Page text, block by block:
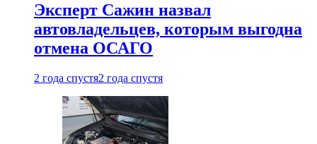
Эксперт Сажин назвал
автовладельцев, которым выгодна
отмена ОСАГО
2 года спустя2 года спустя